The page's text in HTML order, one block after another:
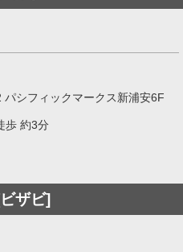
シフィックマークス新浦安6F
歩 約3分
ザビ]